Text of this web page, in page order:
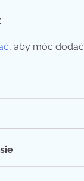
, aby móc